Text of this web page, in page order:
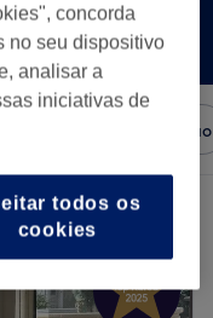
Classificação
em Alcobaça
concorda
no seu dispositivo
analisar a
iniciativas de
todos os
cookies